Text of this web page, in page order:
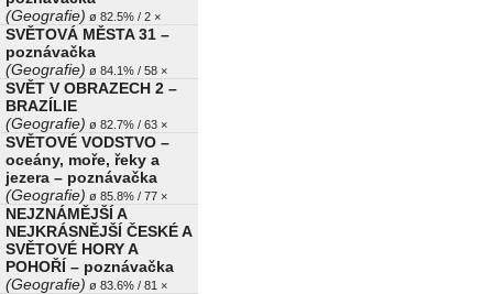
(Geografie) ø 82.5% / 2 ×
SVĚTOVÁ MĚSTA 31 –
poznávačka
(Geografie) ø 84.1% / 58 ×
SVĚT V OBRAZECH 2 –
BRAZÍLIE
(Geografie) ø 82.7% / 63 ×
SVĚTOVÉ VODSTVO –
oceány, moře, řeky a
jezera – poznávačka
(Geografie) ø 85.8% / 77 ×
NEJZNÁMĚJŠÍ A
NEJKRÁSNĚJŠÍ ČESKÉ A
SVĚTOVÉ HORY A
POHOŘÍ – poznávačka
(Geografie) ø 83.6% / 81 ×